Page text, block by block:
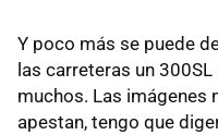
Y poco más se puede
las carreteras un
muchos. Las imágenes
apestan, tengo que